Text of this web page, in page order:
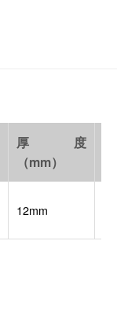
厚度
（mm）
12mm